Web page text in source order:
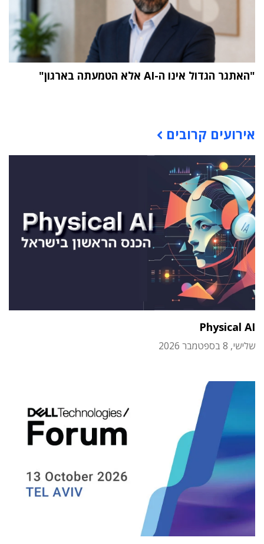
"האתגר הגדול אינו ה-AI אלא הטמעתה בארגון"
אירועים קרובים
Physical AI
שלישי, 8 בספטמבר 2026